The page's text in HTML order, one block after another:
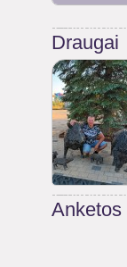
Draugai
Anketos